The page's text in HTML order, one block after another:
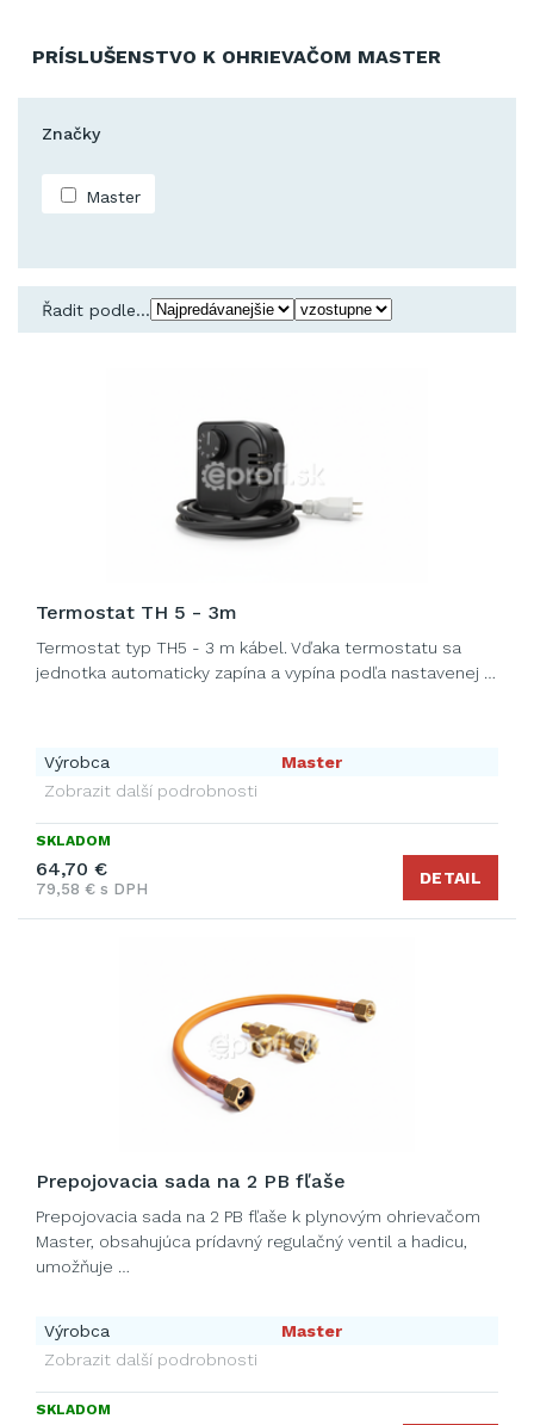
PRÍSLUŠENSTVO K OHRIEVAČOM MASTER
Značky
Master
Řadit podle...
Termostat TH 5 - 3m
Termostat typ TH5 - 3 m kábel. Vďaka termostatu sa
jednotka automaticky zapína a vypína podľa nastavenej …
Výrobca
Master
Zobrazit další podrobnosti
SKLADOM
64,70 €
79,58 € s DPH
DETAIL
Prepojovacia sada na 2 PB fľaše
Prepojovacia sada na 2 PB fľaše k plynovým ohrievačom
Master, obsahujúca prídavný regulačný ventil a hadicu,
umožňuje …
Výrobca
Master
Zobrazit další podrobnosti
SKLADOM